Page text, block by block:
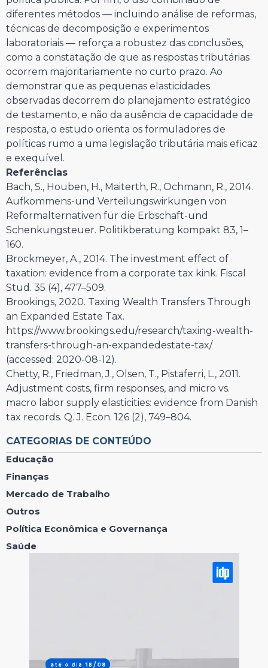
diferentes métodos — incluindo análise de reformas,
técnicas de decomposição e experimentos
laboratoriais — reforça a robustez das conclusões,
como a constatação de que as respostas tributárias
ocorrem majoritariamente no curto prazo. Ao
demonstrar que as pequenas elasticidades
observadas decorrem do planejamento estratégico
de testamento, e não da ausência de capacidade de
resposta, o estudo orienta os formuladores de
políticas rumo a uma legislação tributária mais eficaz
e exequível.
Referências
Bach, S., Houben, H., Maiterth, R., Ochmann, R., 2014.
Aufkommens-und Verteilungswirkungen von
Reformalternativen für die Erbschaft-und
Schenkungsteuer. Politikberatung kompakt 83, 1–
160.
Brockmeyer, A., 2014. The investment effect of
taxation: evidence from a corporate tax kink. Fiscal
Stud. 35 (4), 477–509.
Brookings, 2020. Taxing Wealth Transfers Through
an Expanded Estate Tax.
https://www.brookings.edu/research/taxing-wealth-
transfers-through-an-expandedestate-tax/
(accessed: 2020-08-12).
Chetty, R., Friedman, J., Olsen, T., Pistaferri, L., 2011.
Adjustment costs, firm responses, and micro vs.
macro labor supply elasticities: evidence from Danish
tax records. Q. J. Econ. 126 (2), 749–804.
CATEGORIAS DE CONTEÚDO
Educação
Finanças
Mercado de Trabalho
Outros
Política Econômica e Governança
Saúde